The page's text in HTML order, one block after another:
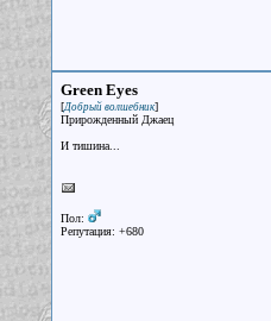
Green Eyes
[Добрый волшебник]
Прирожденный Джаец
И тишина...
Пол:
Репутация: +680